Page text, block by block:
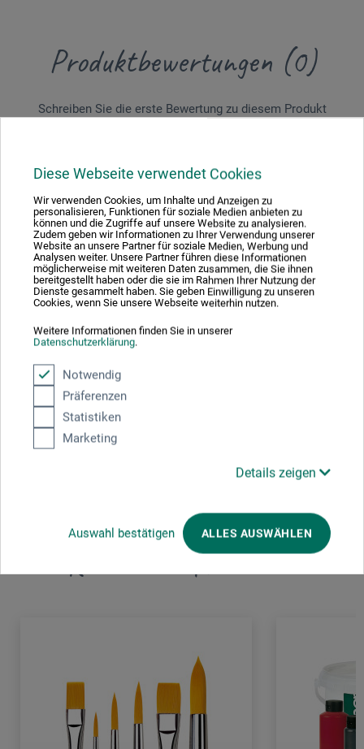
Diese Webseite verwendet Cookies
Wir verwenden Cookies, um Inhalte und Anzeigen zu
personalisieren, Funktionen für soziale Medien anbieten zu
können und die Zugriffe auf unsere Website zu analysieren.
Zudem geben wir Informationen zu Ihrer Verwendung unserer
Website an unsere Partner für soziale Medien, Werbung und
Analysen weiter. Unsere Partner führen diese Informationen
möglicherweise mit weiteren Daten zusammen, die Sie ihnen
bereitgestellt haben oder die sie im Rahmen Ihrer Nutzung der
Dienste gesammelt haben. Sie geben Einwilligung zu unseren
Cookies, wenn Sie unsere Webseite weiterhin nutzen.
Weitere Informationen finden Sie in unserer
Datenschutzerklärung.
Notwendig
Präferenzen
Statistiken
Marketing
Details zeigen
Auswahl bestätigen ALLES AUSWÄHLEN
Produktbewertungen (0)
Schreiben Sie die erste Bewertung zu diesem Produkt
Hersteller-Kontakt
diesem Produkt.
da Vinci Defet GmbH
Tillystr. 39 - 41
90431 Nürnberg
Kunden kauften auch